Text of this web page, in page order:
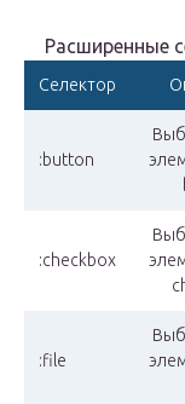
Расширенные
Селектор
:button
:checkbox
:file